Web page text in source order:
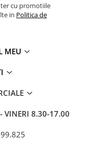
cu promotiile
in Politica de
MEU
VINERI 8.30-17.00